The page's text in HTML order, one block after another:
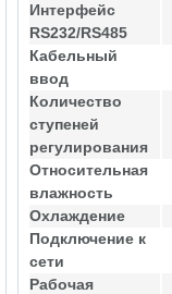
Интерфейс
RS232/RS485
Кабельный
ввод
Количество
ступеней
регулирования
Относительная
влажность
Охлаждение
Подключение к
сети
Рабочая